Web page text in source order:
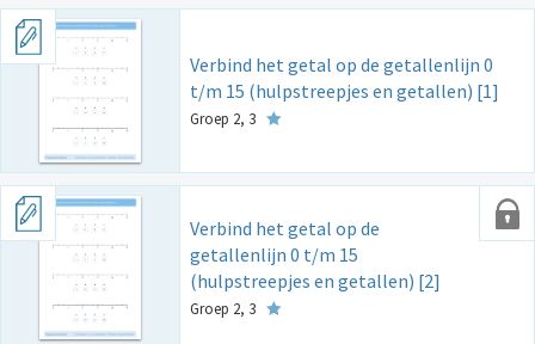
Verbind het getal op de getallenlijn 0
t/m 15 (hulpstreepjes en getallen) [1]
Groep 2, 3
Verbind het getal op de
getallenlijn 0 t/m 15
(hulpstreepjes en getallen) [2]
Groep 2, 3